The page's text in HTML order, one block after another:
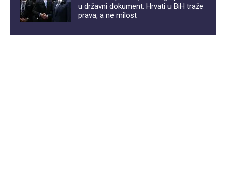
u državni dokument: Hrvati u BiH traže
prava, a ne milost